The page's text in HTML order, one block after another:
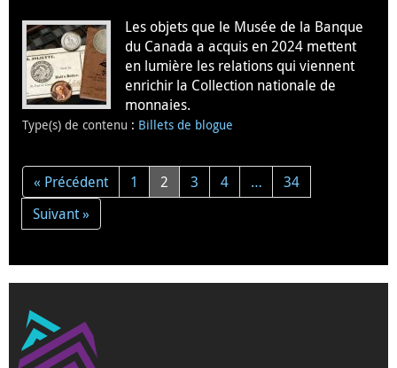
Les objets que le Musée de la Banque
du Canada a acquis en 2024 mettent
en lumière les relations qui viennent
enrichir la Collection nationale de
monnaies.
Type(s) de contenu : Billets de blogue
« Précédent 1 2 3 4 …
34
Suivant »